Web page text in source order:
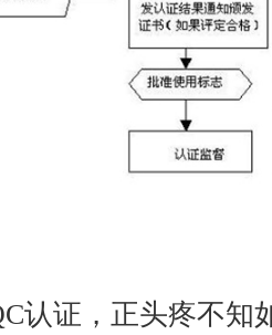
认证，正头疼不知